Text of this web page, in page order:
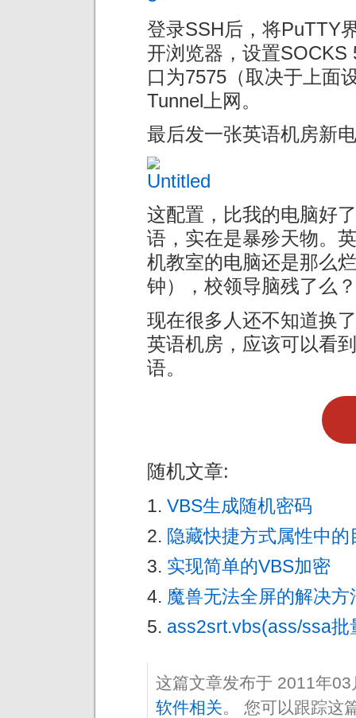
登录SSH后，将PuTTY
开浏览器，设置SOCKS
口为7575（取决于上面
Tunnel上网。
最后发一张英语机房新
这配置，比我的电脑好
语，实在是暴殄天物。
机教室的电脑还是那么
钟），校领导脑残了么？
现在很多人还不知道换
英语机房，应该可以看
语。
随机文章:
VBS生成随机密码
隐藏快捷方式属性中的
实现简单的VBS加密
魔兽无法全屏的解决方
ass2srt.vbs(ass/ssa批
这篇文章发布于 2011年
软件相关。 您可以跟踪这